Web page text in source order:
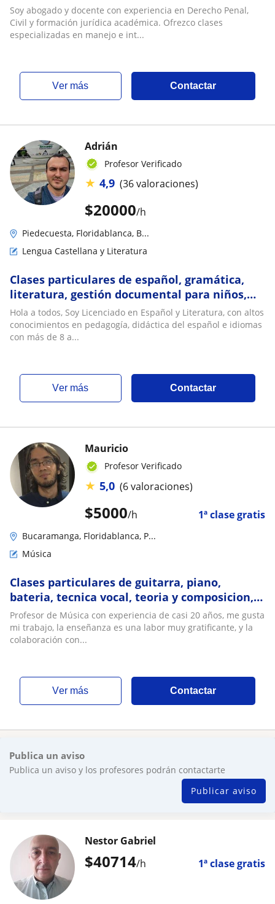
Soy abogado y docente con experiencia en Derecho Penal,
Civil y formación jurídica académica. Ofrezco clases
especializadas en manejo e int...
ver más Contactar
$20000/h
Adrián
Profesor Verificado
★ 4,9 (36 valoraciones)
Piedecuesta, Floridablanca, B...
Lengua Castellana y Literatura
Clases particulares de español, gramática,
literatura, gestión documental para niños,
adolescentes y adultos
Hola a todos, Soy Licenciado en Español y Literatura, con altos
conocimientos en pedagogía, didáctica del español e idiomas
con más de 8 a...
ver más Contactar
$5000/h 1ª clase gratis
Mauricio
Profesor Verificado
★ 5,0 (6 valoraciones)
Bucaramanga, Floridablanca, P...
Música
Clases particulares de guitarra, piano,
bateria, tecnica vocal, teoria y composicion, e
inglés, incluye material de estudio
Profesor de Música con experiencia de casi 20 años, me gusta
mi trabajo, la enseñanza es una labor muy gratificante, y la
colaboración con...
ver más Contactar
Publica un aviso
Publica un aviso y los profesores podrán contactarte
Publicar aviso
$40714/h 1ª clase gratis
Nestor Gabriel